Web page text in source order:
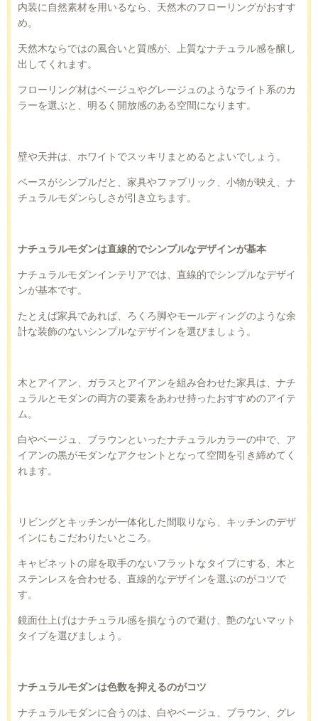
内装に自然素材を用いるなら、天然木のフローリングがおすす
め。
天然木ならではの風合いと質感が、上質なナチュラル感を醸し
出してくれます。
フローリング材はベージュやグレージュのようなライト系のカ
ラーを選ぶと、明るく開放感のある空間になります。
壁や天井は、ホワイトでスッキリまとめるとよいでしょう。
ベースがシンプルだと、家具やファブリック、小物が映え、ナ
チュラルモダンらしさが引き立ちます。
ナチュラルモダンは直線的でシンプルなデザインが基本
ナチュラルモダンインテリアでは、直線的でシンプルなデザイ
ンが基本です。
たとえば家具であれば、ろくろ脚やモールディングのような余
計な装飾のないシンプルなデザインを選びましょう。
木とアイアン、ガラスとアイアンを組み合わせた家具は、ナチ
ュラルとモダンの両方の要素をあわせ持ったおすすめのアイテ
ム。
白やベージュ、ブラウンといったナチュラルカラーの中で、ア
イアンの黒がモダンなアクセントとなって空間を引き締めてく
れます。
リビングとキッチンが一体化した間取りなら、キッチンのデザ
インにもこだわりたいところ。
キャビネットの扉を取手のないフラットなタイプにする、木と
ステンレスを合わせる、直線的なデザインを選ぶのがコツで
す。
鏡面仕上げはナチュラル感を損なうので避け、艶のないマット
タイプを選びましょう。
ナチュラルモダンは色数を抑えるのがコツ
ナチュラルモダンに合うのは、白やベージュ、ブラウン、グレ